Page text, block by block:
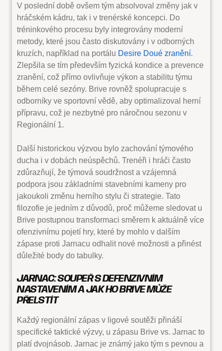
V poslední době ovšem tým absolvoval změny jak v
hráčském kádru, tak i v trenérské koncepci. Do
tréninkového procesu byly integrovány moderní
metody, které jsou často diskutovány i v odborných
kruzích, například na portálu Desire Doué zranění.
Zlepšila se tím především fyzická kondice a prevence
zranění, což přímo ovlivňuje výkon a stabilitu týmu
během celé sezóny. Brive rovněž spolupracuje s
odborníky ve sportovní vědě, aby optimalizoval herní
přípravu, což je nezbytné pro náročnou sezonu v
Regionální 1.
Další historickou výzvou bylo zachování týmového
ducha i v dobách neúspěchů. Trenéři i hráči často
zdůrazňují, že týmová soudržnost a vzájemná
podpora jsou základními stavebními kameny pro
jakoukoli změnu herního stylu či strategie. Tato
filozofie je jedním z důvodů, proč můžeme sledovat u
Brive postupnou transformaci směrem k aktuálně více
ofenzivnímu pojetí hry, které by mohlo v dalším
zápase proti Jarnacu odhalit nové možnosti a přinést
důležité body do tabulky.
JARNAC: SOUPEŘ S DEFENZIVNÍM
NASTAVENÍM A JAK HO BRIVE MŮŽE
PŘELSTÍT
Každý regionální zápas v ligové soutěži přináší
specifické taktické výzvy, u zápasu Brive vs. Jarnac to
platí dvojnásob. Jarnac je známý jako tým s pevnou a